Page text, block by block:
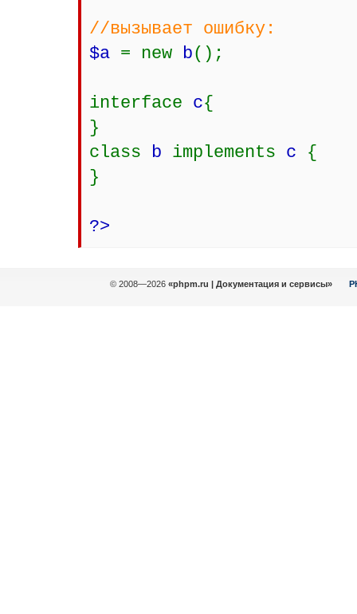
//вызывает ошибку:
$a = new b();
interface c{
}
class b implements c {
}
?>
© 2008—2026 «phpm.ru | Документация и сервисы»